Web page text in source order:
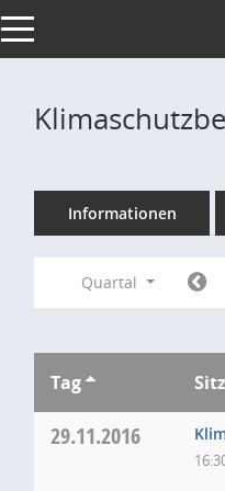
Toggle navigation
Informationen
Quartal
Tag
29.11.2016